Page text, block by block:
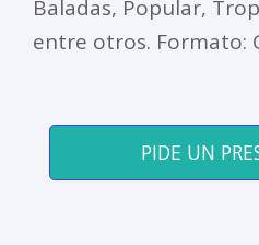
Baladas, Popular,
entre otros. Formato:
PIDE UN